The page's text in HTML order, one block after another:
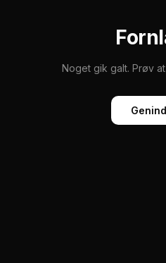
Noget gik galt. Prøv